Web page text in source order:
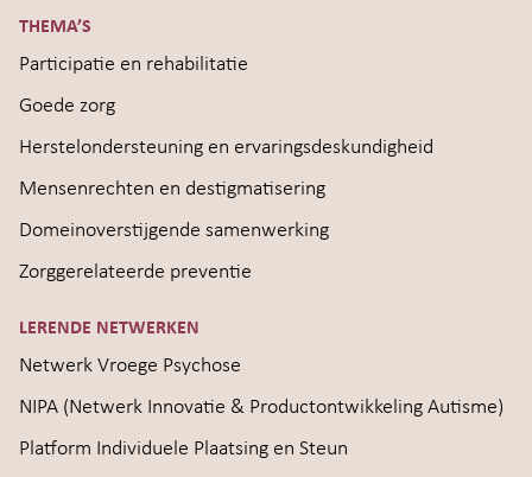
THEMA’S
Participatie en rehabilitatie
Goede zorg
Herstelondersteuning en ervaringsdeskundigheid
Mensenrechten en destigmatisering
Domeinoverstijgende samenwerking
Zorggerelateerde preventie
LERENDE NETWERKEN
Netwerk Vroege Psychose
NIPA (Netwerk Innovatie & Productontwikkeling Autisme)
Platform Individuele Plaatsing en Steun